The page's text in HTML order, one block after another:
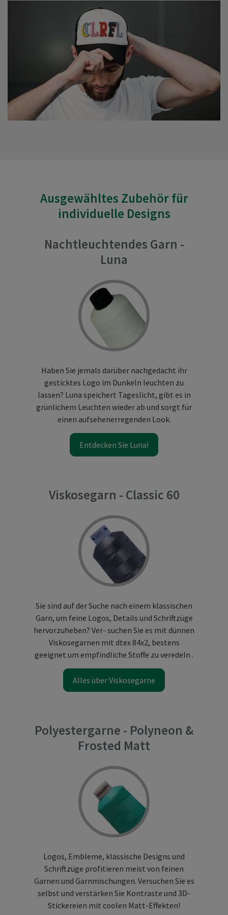
Ausgewähltes Zubehör für
individuelle Designs
Nachtleuchtendes Garn -
Luna
Haben Sie jemals darüber nachgedacht ihr
gesticktes Logo im Dunkeln leuchten zu
lassen? Luna speichert Tageslicht, gibt es in
grünlichem Leuchten wieder ab und sorgt für
einen aufsehenerregenden Look.
Entdecken Sie Luna!
Viskosegarn - Classic 60
Sie sind auf der Suche nach einem klassischen
Garn, um feine Logos, Details und Schriftzüge
hervorzuheben? Ver- suchen Sie es mit dünnen
Viskosegarnen mit dtex 84x2, bestens
geeignet um empfindliche Stoffe zu veredeln .
Alles über Viskosegarne
Polyestergarne - Polyneon &
Frosted Matt
Logos, Embleme, klassische Designs und
Schriftzüge profitieren meist von feinen
Garnen und Garnmischungen. Versuchen Sie es
selbst und verstärken Sie Kontraste und 3D-
Stickereien mit coolen Matt-Effekten!